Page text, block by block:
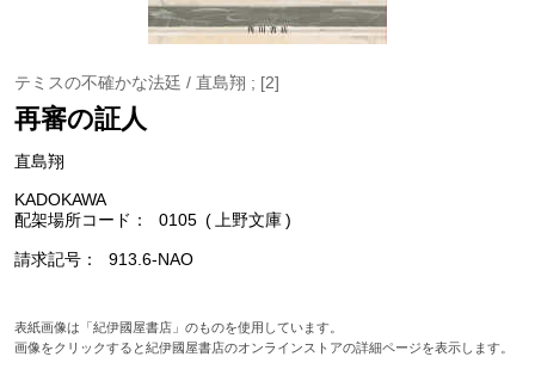
テミスの不確かな法廷 / 直島翔 ; [2]
再審の証人
直島翔
KADOKAWA
配架場所コード
0105 上野文庫
請求記号 913.6-NAO
表紙画像は「紀伊國屋書店」のものを使用しています。
画像をクリックすると紀伊國屋書店のオンラインストアの詳細ページを表示します。